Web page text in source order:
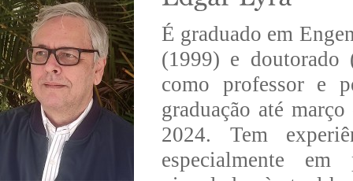
É graduado em
(1999) e doutorado
como professor e
graduação até
2024. Tem
especialmente